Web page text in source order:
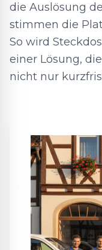
die Auslösung
stimmen die
So wird
einer Lösung,
nicht nur